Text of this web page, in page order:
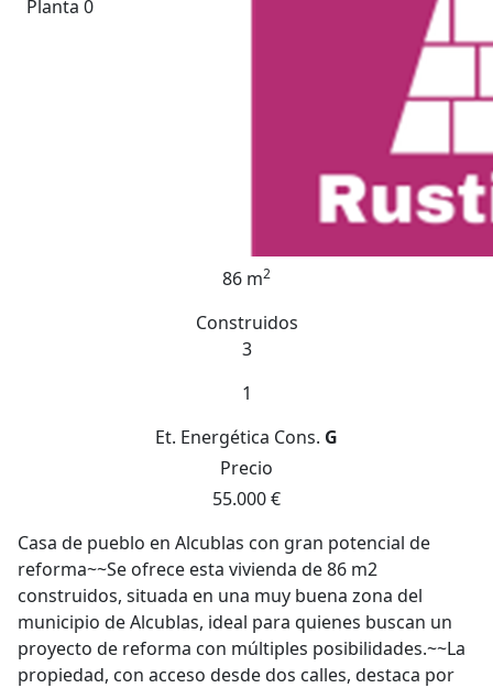
Planta 0
86 m2
Construidos
3
1
Et. Energética Cons. G
Precio
55.000 €
Casa de pueblo en Alcublas con gran potencial de
reforma~~Se ofrece esta vivienda de 86 m2
construidos, situada en una muy buena zona del
municipio de Alcublas, ideal para quienes buscan un
proyecto de reforma con múltiples posibilidades.~~La
propiedad, con acceso desde dos calles, destaca por